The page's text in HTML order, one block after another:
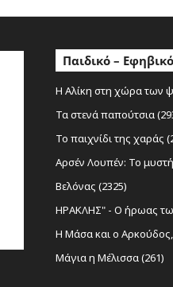
Παιδικό –
Η Αλίκη στη χώρα των
Τα στενά παπούτσια
Το παιχνίδι της χαράς
Αρσέν Λουπέν: Το
Βελόνας (2325)
ΗΡΑΚΛΗΣ" - Ο ήρωας
Η Μάσα και ο Αρκούδος,
Μάγια η Μέλισσα (261)